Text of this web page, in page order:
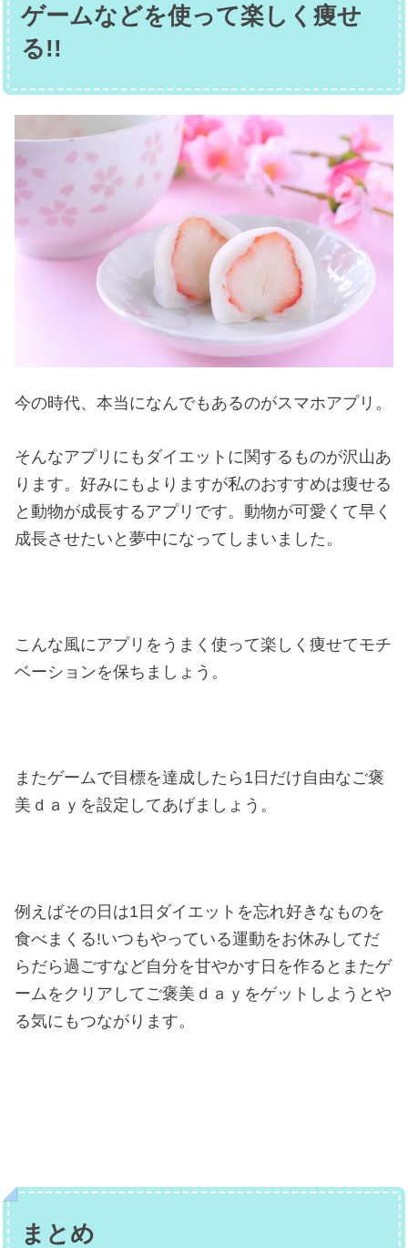
ゲームなどを使って楽しく痩せ
る!!
今の時代、本当になんでもあるのがスマホアプリ。
そんなアプリにもダイエットに関するものが沢山あ
ります。好みにもよりますが私のおすすめは痩せる
と動物が成長するアプリです。動物が可愛くて早く
成長させたいと夢中になってしまいました。
こんな風にアプリをうまく使って楽しく痩せてモチ
ベーションを保ちましょう。
またゲームで目標を達成したら1日だけ自由なご褒
美ｄａｙを設定してあげましょう。
例えばその日は1日ダイエットを忘れ好きなものを
食べまくる!いつもやっている運動をお休みしてだ
らだら過ごすなど自分を甘やかす日を作るとまたゲ
ームをクリアしてご褒美ｄａｙをゲットしようとや
る気にもつながります。
まとめ